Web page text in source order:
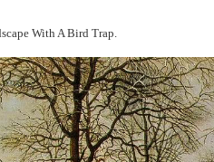
With A Bird Trap.